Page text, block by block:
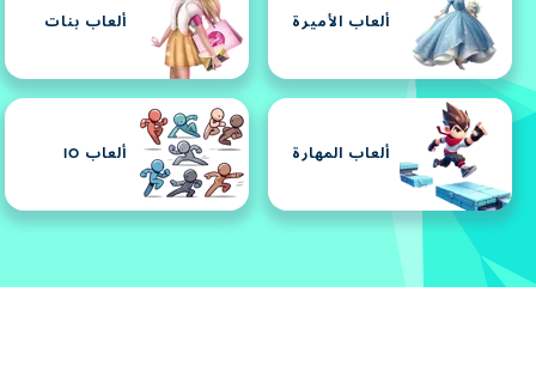
ألعاب الأميرة ألعاب بنات
ألعاب المهارة ألعاب IO